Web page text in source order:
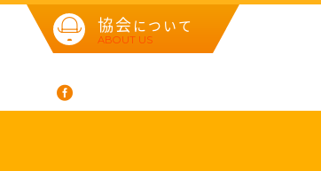
協会 について
ABOUT US